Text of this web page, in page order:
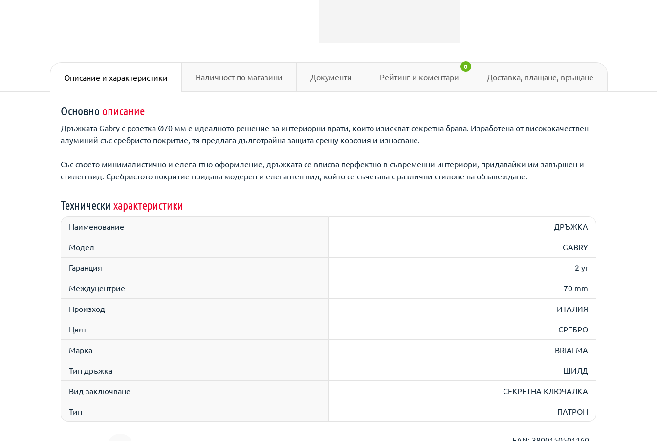
Описание и характеристики Наличност по магазини Документи Рейтинг и коментари
0
Доставка, плащане, връщане
Основно описание
Дръжката Gabry с розетка Ø70 мм е идеалното решение за интериорни врати, които изискват секретна брава. Изработена от висококачествен
алуминий със сребристо покритие, тя предлага дълготрайна защита срещу корозия и износване.
Със своето минималистично и елегантно оформление, дръжката се вписва перфектно в съвременни интериори, придавайки им завършен и
стилен вид. Сребристото покритие придава модерен и елегантен вид, който се съчетава с различни стилове на обзавеждане.
Технически характеристики
Наименование ДРЪЖКА
Модел GABRY
Гаранция 2 yr
Междуцентрие 70 mm
Произход ИТАЛИЯ
Цвят СРЕБРО
Марка BRIALMA
Тип дръжка ШИЛД
Вид заключване СЕКРЕТНА КЛЮЧАЛКА
Тип ПАТРОН